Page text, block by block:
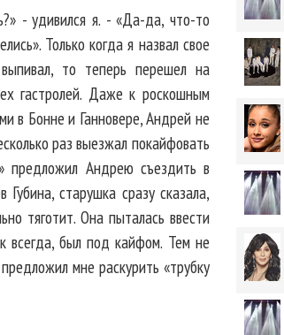
- удивился я. - «Да-да, что-то
Только когда я назвал свое
то теперь перешел на
гастролей. Даже к роскошным
в Бонне и Ганновере, Андрей не
раз выезжал покайфовать
предложил Андрею съездить в
старушка сразу сказала,
тяготит. Она пыталась ввести
всегда, был под кайфом. Тем не
мне раскурить «трубку